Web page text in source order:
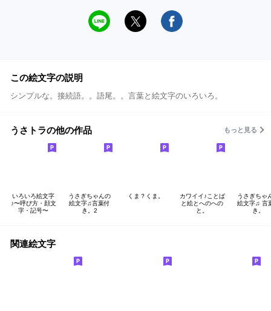
この絵文字の説明
シンプルな。接続語。。語尾。。言葉と絵文字のいろいろ。
うさトラの他の作品 もっと見る
いろいろ絵文字
♪〜呼び方・顔文
字・記号〜
うさぎちゃんの
絵文字♫言葉付
き。2
くま？くま。
カワイイ♪ことば
と絵とへのへの
と。
うさぎちゃ
絵文字♫ 言
き。
関連絵文字